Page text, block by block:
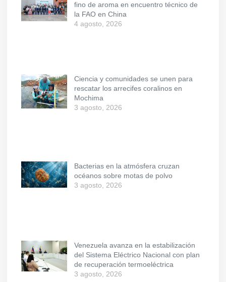
fino de aroma en encuentro técnico de
la FAO en China
4 agosto, 2026
Ciencia y comunidades se unen para
rescatar los arrecifes coralinos en
Mochima
3 agosto, 2026
Bacterias en la atmósfera cruzan
océanos sobre motas de polvo
3 agosto, 2026
Venezuela avanza en la estabilización
del Sistema Eléctrico Nacional con plan
de recuperación termoeléctrica
3 agosto, 2026